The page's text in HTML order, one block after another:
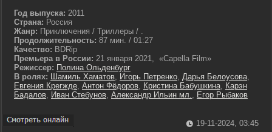
Год выпуска: 2011
Страна: Россия
Жанр: Приключения / Триллеры / .
Продолжительность: 87 мин. / 01:27
Качество: BDRip
Премьера в России: 21 января 2021, «Capella Film»
Режиссер: Полина Ольденбург
В ролях: Шамиль Хаматов, Игорь Петренко, Дарья Белоусова,
Евгения Крегжде, Антон Фёдоров, Кристина Бабушкина, Карэн
Бадалов, Иван Стебунов, Александр Ильин мл., Егор Рыбаков
19-11-2024, 03:45